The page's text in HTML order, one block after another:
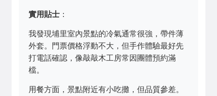
實用貼士 ：
我發現埔里室內景點的冷氣通常很強，帶件薄
外套。門票價格浮動不大，但手作體驗最好先
打電話確認，像敲敲木工房常因團體預約滿
檔。
用餐方面，景點附近有小吃攤，但品質參差。